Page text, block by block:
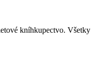
kníhkupectvo. Všetky